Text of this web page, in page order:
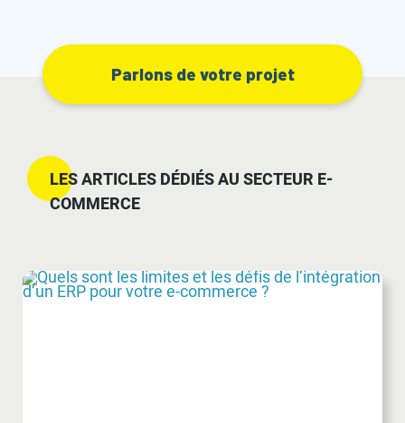
Parlons de votre projet
LES ARTICLES DÉDIÉS AU SECTEUR E-
COMMERCE